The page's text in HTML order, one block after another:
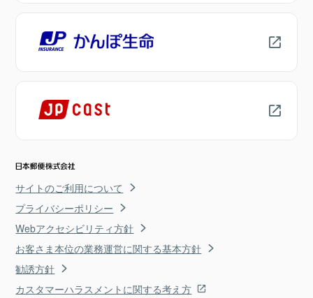
サイトのご利用について
プライバシーポリシー
Webアクセシビリティ方針
お客さま本位の業務運営に関する基本方針
勧誘方針
カスタマーハラスメントに関する考え方